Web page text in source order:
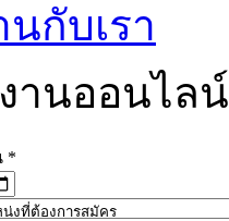
นกับเรา
านออนไลน์
*